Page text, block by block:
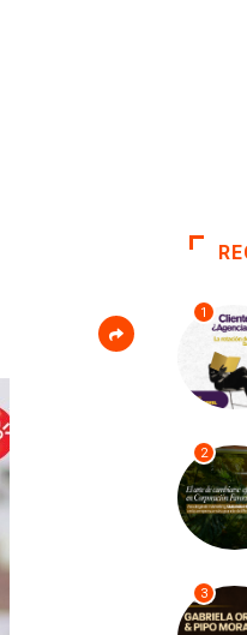
1
2
3